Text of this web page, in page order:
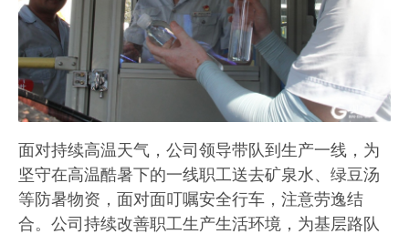
面对持续高温天气，公司领导带队到生产一线，为
坚守在高温酷暑下的一线职工送去矿泉水、绿豆汤
等防暑物资，面对面叮嘱安全行车，注意劳逸结
合。公司持续改善职工生产生活环境，为基层路队